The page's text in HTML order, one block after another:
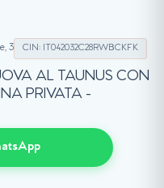
3 CIN: IT042032C28RWBCKFK
AL TAUNUS CON
PRIVATA -